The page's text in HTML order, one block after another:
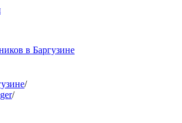
в Баргузине
/
/